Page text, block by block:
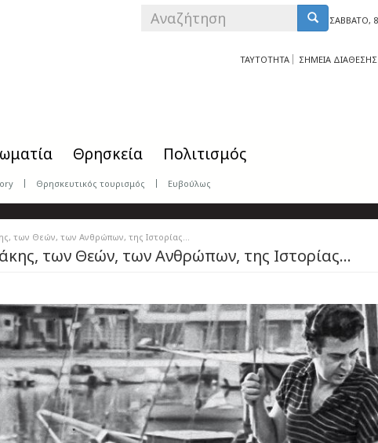
ΣΆΒΒΑΤΟ,
SEARCH
ΤΑΥΤΟΤΗΤΑ ΣΗΜΕΙΑ ΔΙΑΘΕΣΗΣ
Θρησκεία Πολιτισμός
Θρησκευτικός τουρισμός Ευβούλως
των Θεών, των Ανθρώπων, της Ιστορίας…
των Θεών, των Ανθρώπων, της Ιστορίας…